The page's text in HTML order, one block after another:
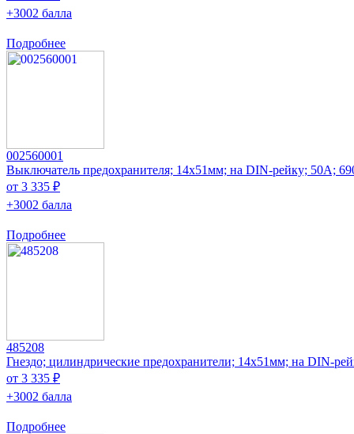
+3002 балла
Подробнее
002560001
Выключатель предохранителя; 14x51мм; на DIN-рейку; 50А;
от 3 335 ₽
+3002 балла
Подробнее
485208
Гнездо; цилиндрические предохранители; 14x51мм; на DIN-
от 3 335 ₽
+3002 балла
Подробнее